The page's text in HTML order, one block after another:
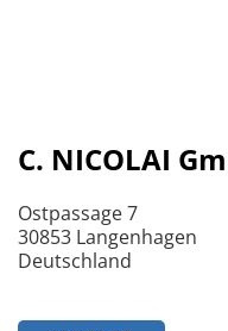
C. NICOLAI
Ostpassage 7
30853 Langenhagen
Deutschland